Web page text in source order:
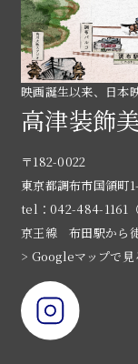
映画誕生以来、日本
高津装飾
〒182-0022
東京都調布市国領町
tel：042-484-1161
京王線 布田駅から
> Googleマップで見